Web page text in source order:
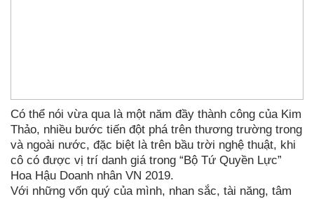
Có thể nói vừa qua là một năm đầy thành công của Kim
Thảo, nhiều bước tiến đột phá trên thương trường trong
và ngoài nước, đặc biệt là trên bầu trời nghệ thuật, khi
cô có được vị trí danh giá trong “Bộ Tứ Quyền Lực”
Hoa Hậu Doanh nhân VN 2019.
Với những vốn quý của mình, nhan sắc, tài năng, tâm